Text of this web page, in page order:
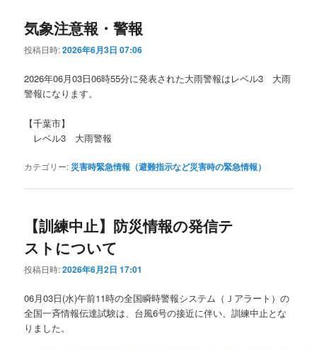
気象注意報・警報
投稿日時:2026年6月3日 07:06
2026年06月03日06時55分に発表された大雨警報はレベル3 大雨
警報になります。
【千葉市】
レベル3 大雨警報
カテゴリー: 災害時緊急情報（避難指示など災害時の緊急情報）
【訓練中止】防災情報の発信テ
ストについて
投稿日時:2026年6月2日 17:01
06月03日(水)午前11時の全国瞬時警報システム（Ｊアラート）の
全国一斉情報伝達試験は、台風6号の接近に伴い、訓練中止とな
りました。